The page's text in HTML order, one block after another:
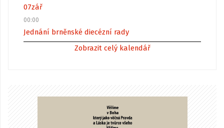
07zář
00:00
Jednání brněnské diecézní rady
Zobrazit celý kalendář